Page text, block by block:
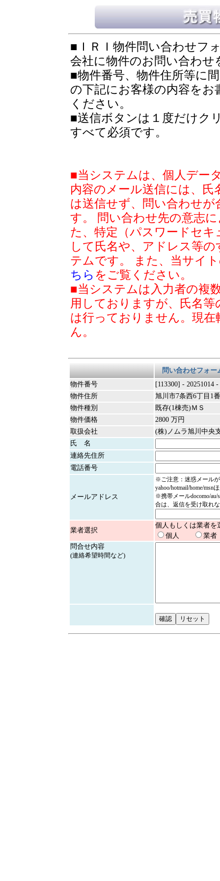
■ＩＲＩ物件問い合わせフ
会社に物件のお問い合わせ
■物件番号、物件住所等に
の下記にお客様の内容を
ください。
■送信ボタンは１度だけク
すべて必須です。
■当システムは、個人デー
内容のメール送信には、
は送信せず、問い合わせ
す。 問い合わせ先の意志
た、特定（パスワードセ
して氏名や、アドレス等
テムです。 また、当サイ
ちら をご覧ください。
■当システムは入力者の複
用しておりますが、氏名
は行っておりません。現
ん。
問い合わせフォー
物件番号
[113300] - 20251014 -
物件住所
旭川市7条西6丁目1
物件種別
既存(1棟売)ＭＳ
物件価格
2800 万円
取扱会社
(株)ノムラ旭川中央
氏 名
連絡先住所
電話番号
メールアドレス
※ご注意：迷惑メール
yahoo/hotmail/home/msn
※携帯メールdocomo/au/
合は、返信を受け取れ
業者選択
個人もしくは業者を
個人
業者
問合せ内容
(連絡希望時間など)